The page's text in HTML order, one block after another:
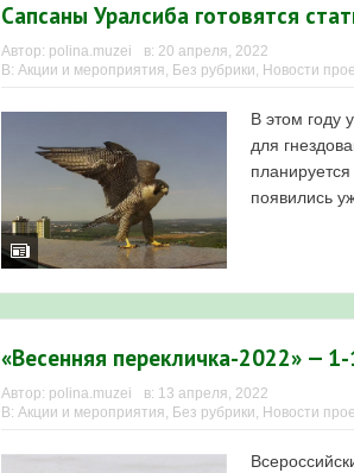
Сапсаны Уралсиба готовятся
Автор: polina.muzei в: 20 апреля, 2022
В: Акции и мероприятия, Без рубрики, Новости
В этом году
для
появились
«Весенняя перекличка-2022» —
Автор: polina.muzei в: 13 апреля, 2022
В: Акции и мероприятия, Без рубрики, Новости